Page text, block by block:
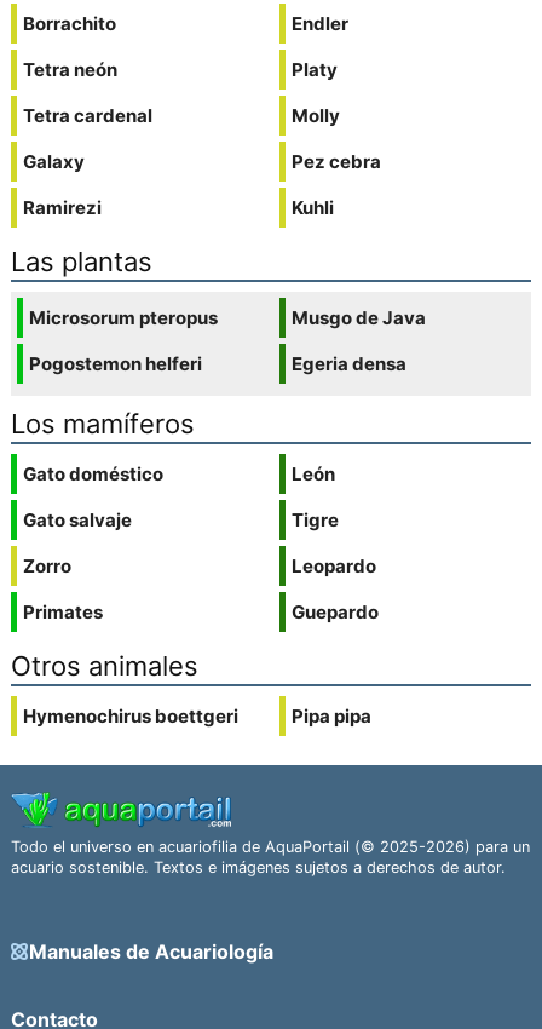
Borrachito
Tetra neón
Tetra cardenal
Galaxy
Ramirezi
Endler
Platy
Molly
Pez cebra
Kuhli
Las plantas
Microsorum pteropus
Pogostemon helferi
Musgo de Java
Egeria densa
Los mamíferos
Gato doméstico
Gato salvaje
Zorro
Primates
León
Tigre
Leopardo
Guepardo
Otros animales
Hymenochirus boettgeri Pipa pipa
Todo el universo en acuariofilia de AquaPortail (© 2025-2026) para un
acuario sostenible. Textos e imágenes sujetos a derechos de autor.
Manuales de Acuariología
Contacto